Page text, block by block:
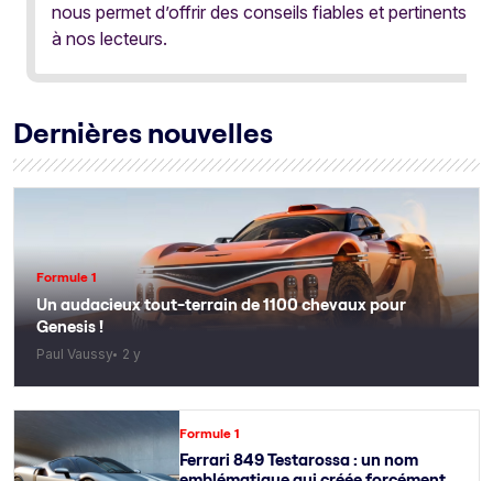
nous permet d’offrir des conseils fiables et pertinents
à nos lecteurs.
Dernières nouvelles
Formule 1
Un audacieux tout-terrain de 1100 chevaux pour
Genesis !
Paul Vaussy 2 y
Formule 1
Ferrari 849 Testarossa : un nom